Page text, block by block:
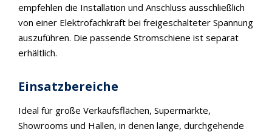
empfehlen die Installation und Anschluss ausschließlich
von einer Elektrofachkraft bei freigeschalteter Spannung
auszuführen. Die passende Stromschiene ist separat
erhältlich.
Einsatzbereiche
Ideal für große Verkaufsflächen, Supermärkte,
Showrooms und Hallen, in denen lange, durchgehende